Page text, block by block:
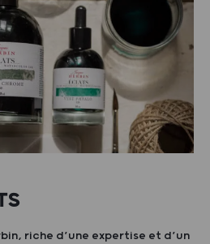
riche d’une expertise et d’un